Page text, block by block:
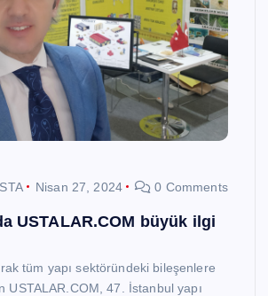
Nisan 27, 2024 0 Comments
USTALAR.COM büyük ilgi
tüm yapı sektöründeki bileşenlere
USTALAR.COM, 47. İstanbul yapı